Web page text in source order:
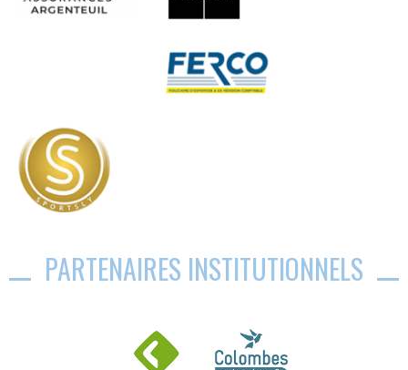
PARTENAIRES INSTITUTIONNELS